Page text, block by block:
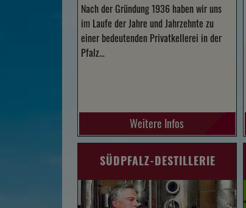
Nach der Gründung 1936 haben wir uns
im Laufe der Jahre und Jahrzehnte zu
einer bedeutenden Privatkellerei in der
Pfalz…
Weitere Infos
SÜDPFALZ-DESTILLERIE